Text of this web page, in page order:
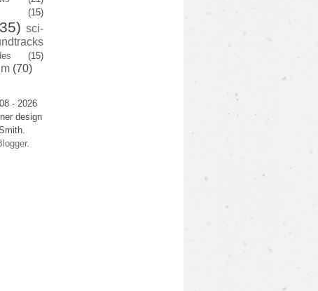
(15)
sci-
(15)
(70)
- 2026
design
.